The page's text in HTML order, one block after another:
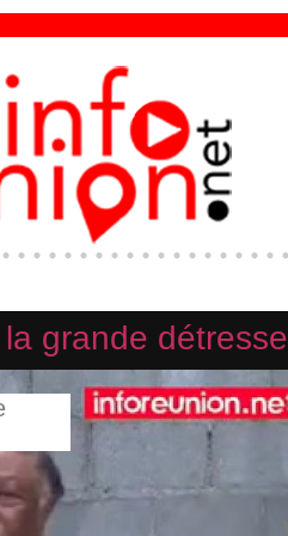
grande détresse